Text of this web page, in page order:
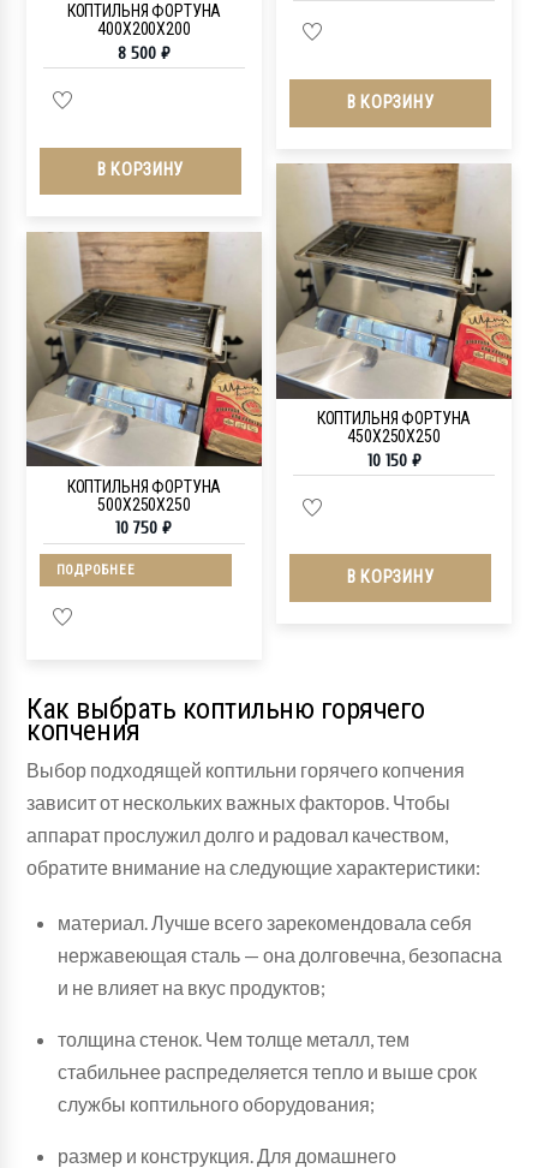
В КОРЗИНУ
КОПТИЛЬНЯ ФОРТУНА
400Х200Х200
8 500 ₽
В КОРЗИНУ
КОПТИЛЬНЯ ФОРТУНА
450Х250Х250
10 150 ₽
В КОРЗИНУ
КОПТИЛЬНЯ ФОРТУНА
500Х250Х250
10 750₽
ПОДРОБНЕЕ
Как выбрать коптильню горячего
копчения
Выбор подходящей коптильни горячего копчения
зависит от нескольких важных факторов. Чтобы
аппарат прослужил долго и радовал качеством,
обратите внимание на следующие характеристики:
материал. Лучше всего зарекомендовала себя
нержавеющая сталь — она долговечна, безопасна
и не влияет на вкус продуктов;
толщина стенок. Чем толще металл, тем
стабильнее распределяется тепло и выше срок
службы коптильного оборудования;
размер и конструкция. Для домашнего